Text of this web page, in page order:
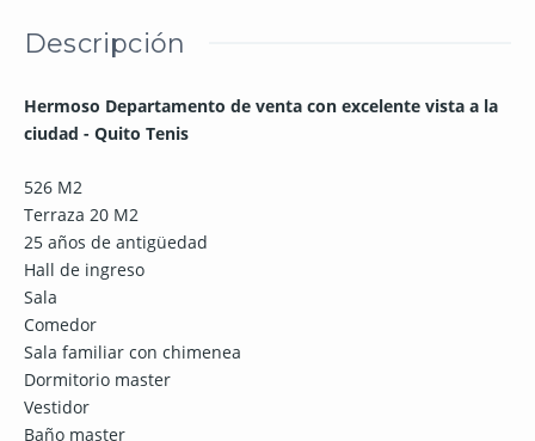
Descripción
Hermoso Departamento de venta con excelente vista a la
ciudad - Quito Tenis
526 M2
Terraza 20 M2
25 años de antigüedad
Hall de ingreso
Sala
Comedor
Sala familiar con chimenea
Dormitorio master
Vestidor
Baño master